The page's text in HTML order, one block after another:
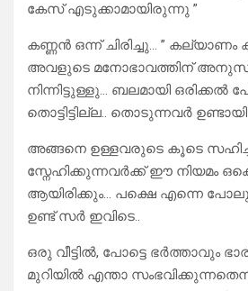
കേസ് എടുക്കാമായിരുന്നു ”
കണ്ണൻ ഒന്ന് ചിരിച്ചു… ”
അവളുടെ മനോഭാവത്തിന്
നിന്നിട്ടുള്ളു… ബലമായി
തൊട്ടിട്ടില്ല.. തൊടുന്നവർ
അങ്ങനെ ഉള്ളവരുടെ കൂടെ
സ്നേഹിക്കുന്നവർക്ക് ഈ നിയമം
ആയിരിക്കും… പക്ഷെ എന്നെ
ഉണ്ട് സർ ഇവിടെ..
ഒരു വീട്ടിൽ, പോട്ടെ ഭർത്താവും
മുറിയിൽ എന്താ